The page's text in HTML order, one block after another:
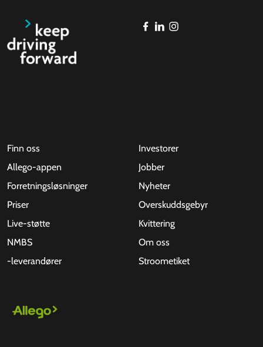
Finn oss
Allego-appen
Forretningsløsninger
Priser
Live-støtte
NMBS
-leverandører
Investorer
Jobber
Nyheter
Overskuddsgebyr
Kvittering
Om oss
Stroometiket